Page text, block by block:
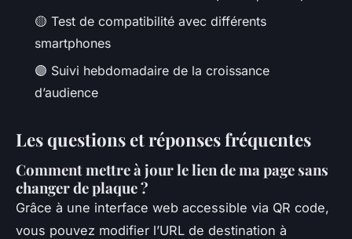
🟡 Test de compatibilité avec différents
smartphones
🟣 Suivi hebdomadaire de la croissance
d’audience
Les questions et réponses fréquentes
Comment mettre à jour le lien de ma page sans
changer de plaque ?
Grâce à une interface web accessible via QR code,
vous pouvez modifier l’URL de destination à